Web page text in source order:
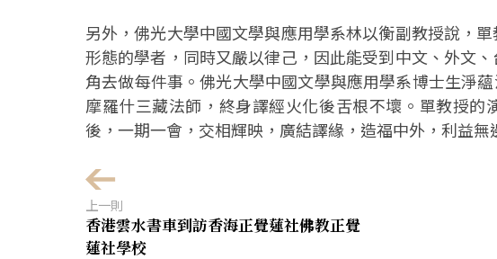
另外，佛光大學中國文學與應用學系林以衡副教授說，
形態的學者，同時又嚴以律己，因此能受到中文、外文
角去做每件事。佛光大學中國文學與應用學系博士生淨
摩羅什三藏法師，終身譯經火化後舌根不壞。單教授
後，一期一會，交相輝映，廣結譯緣，造福中外，利益無
上一則
香港雲水書車到訪香海正覺蓮社佛教正覺
蓮社學校